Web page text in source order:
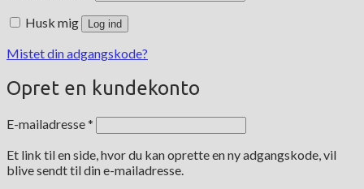
Husk mig Log ind
Mistet din adgangskode?
Opret en kundekonto
E-mailadresse* Påkrævet
Et link til en side, hvor du kan oprette en ny adgangskode, vil
blive sendt til din e-mailadresse.